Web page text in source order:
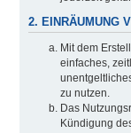
2. EINRÄUMUNG
Mit dem
einfaches,
zu nutzen.
Das
Kündigung